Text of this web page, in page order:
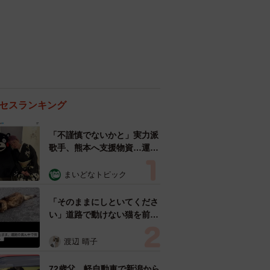
スランキング
「不謹慎でないかと」実力派
歌手、熊本へ支援物資…運搬
めらい 「痛いほど伝わる」
まいどなトピック
「そのままにしといてくださ
い」道路で動けない猫を前に
ようとした4日間 「命の重
表の訴え
渡辺 晴子